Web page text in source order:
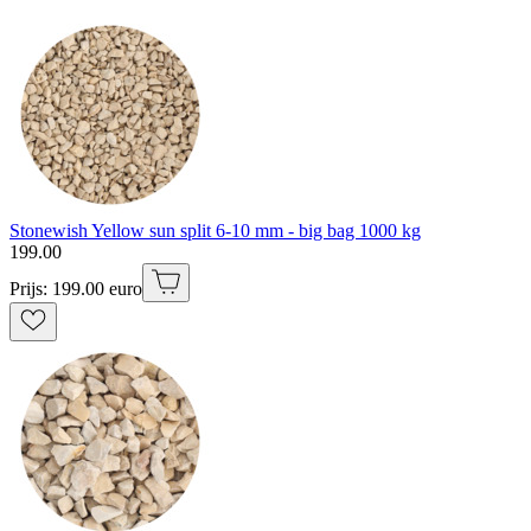
Stonewish Yellow sun split 6-10 mm - big bag 1000 kg
199.00
Prijs: 199.00 euro